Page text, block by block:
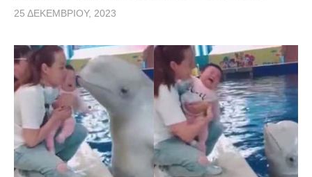
25 ΔΕΚΕΜΒΡΊΟΥ, 2023